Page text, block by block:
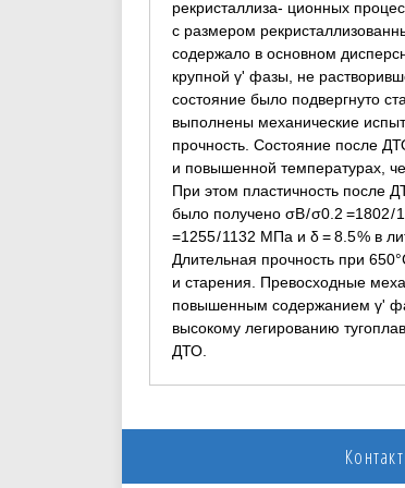
рекристаллиза- ционных
с размером
содержало в основном
крупной γ' фазы, не
состояние было подвергнуто
выполнены механические
прочность. Состояние после
и повышенной температурах,
При этом пластичность после
было получено σВ / σ0.2 =1802 /
=1255 / 1132 МПа и δ = 8.5 % в
Длительная прочность при
и старения. Превосходные
повышенным содержанием γ'
высокому легированию
ДТО.